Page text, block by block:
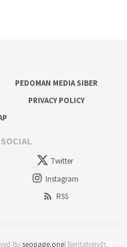
PEDOMAN MEDIA SIBER
PRIVACY POLICY
Twitter
Instagram
RSS
Byseopage.one| Beritatrends